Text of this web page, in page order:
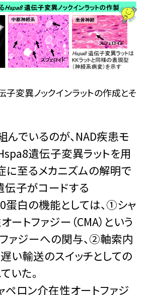
変異ノックインラットの作成とそ
んでいるのが、NAD疾患モ
遺伝子変異ラットを用
に至るメカニズムの解明で
伝子がコードする
蛋白の機能としては、①シャ
ートファジー（CMA）という
ァジーへの関与、②軸索内
い輸送のスイッチとしての
いた。
ペロン介在性オートファジ